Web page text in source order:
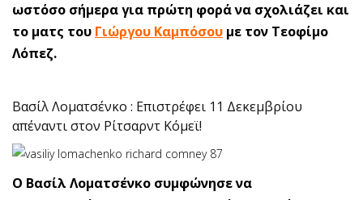
ωστόσο σήμερα για πρώτη φορά να σχολιάζει και
το ματς του Γιώργου Καμπόσου με τον Τεοφίμο
Λόπεζ.
Βασίλ Λοματσένκο : Επιστρέφει 11 Δεκεμβρίου
απέναντι στον Ρίτσαρντ Κόμεϊ!
O Βασίλ Λοματσένκο συμφώνησε να